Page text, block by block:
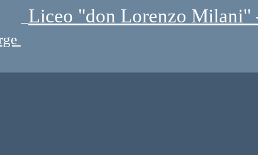
Liceo "don Lorenzo Milani"